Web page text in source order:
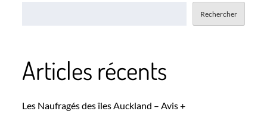
Rechercher
Articles récents
Les Naufragés des îles Auckland – Avis +